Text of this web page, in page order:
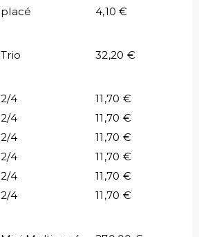
placé
4,10 €
Trio
32,20 €
2/4
11,70 €
2/4
11,70 €
2/4
11,70 €
2/4
11,70 €
2/4
11,70 €
2/4
11,70 €